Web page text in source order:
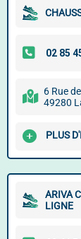
6 Rue
49280
PLUS
ARIVA
LIGNE